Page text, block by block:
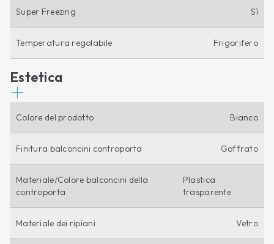
Super Freezing Sì
Temperatura regolabile Frigorifero
Estetica
Colore del prodotto Bianco
Finitura balconcini controporta Goffrato
Materiale/Colore balconcini della
controporta
Plastica
trasparente
Materiale dei ripiani Vetro